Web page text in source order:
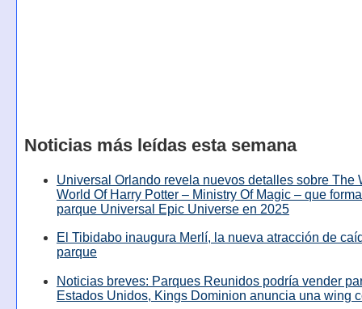
Noticias más leídas esta semana
Universal Orlando revela nuevos detalles sobre The
World Of Harry Potter – Ministry Of Magic – que
parque Universal Epic Universe en 2025
El Tibidabo inaugura Merlí, la nueva atracción de
parque
Noticias breves: Parques Reunidos podría vender
Estados Unidos, Kings Dominion anuncia una wing